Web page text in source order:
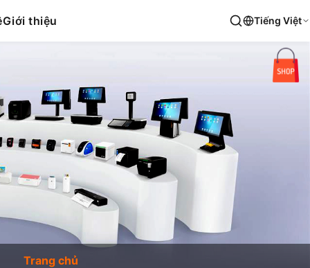
Giới thiệu Tiếng Việt
Trang chủ